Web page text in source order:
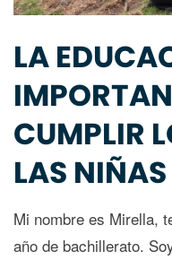
LA
CUMPLIR
LAS NIÑAS
Mi nombre es Mirella,
año de bachillerato.